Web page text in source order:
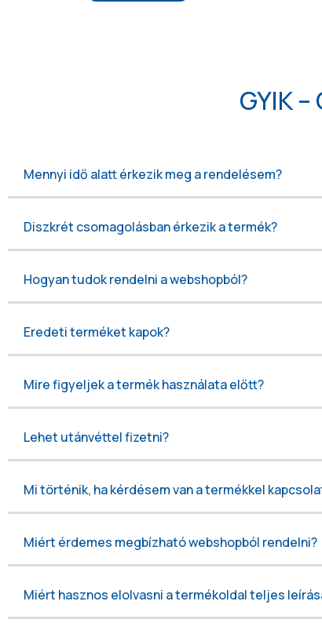
GYIK
Mennyi idő alatt érkezik meg a rendelésem?
Diszkrét csomagolásban érkezik a termék?
Hogyan tudok rendelni a webshopból?
Eredeti terméket kapok?
Mire figyeljek a termék használata előtt?
Lehet utánvéttel fizetni?
Mi történik, ha kérdésem van a termékkel
Miért érdemes megbízható webshopból rendelni?
Miért hasznos elolvasni a termékoldal teljes